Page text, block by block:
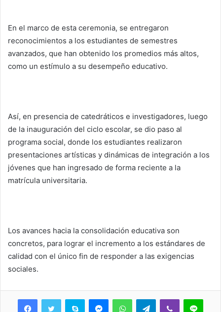
En el marco de esta ceremonia, se entregaron
reconocimientos a los estudiantes de semestres
avanzados, que han obtenido los promedios más altos,
como un estímulo a su desempeño educativo.
Así, en presencia de catedráticos e investigadores, luego
de la inauguración del ciclo escolar, se dio paso al
programa social, donde los estudiantes realizaron
presentaciones artísticas y dinámicas de integración a los
jóvenes que han ingresado de forma reciente a la
matrícula universitaria.
Los avances hacia la consolidación educativa son
concretos, para lograr el incremento a los estándares de
calidad con el único fin de responder a las exigencias
sociales.
Skype MessengerWhatsAppTelegramViber Line